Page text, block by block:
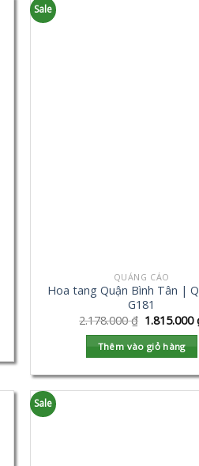
Sale
QUẢNG CÁO
Hoa tang Quận Bình Tân |
G181
2.178.000₫ 1.815.000
Thêm vào giỏ hàng
Sale